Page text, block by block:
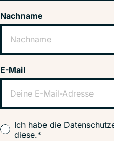
Nachname
E-Mail
Ich habe die
diese.*